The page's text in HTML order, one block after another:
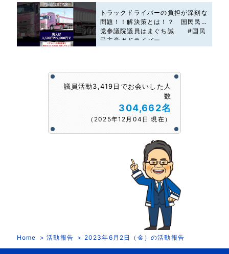
トラックドライバーの負担が深刻な
問題！！解決策とは！？ 国民民主
党参議院議員はまぐち誠 #国民
民主党 #ドライバー
議員活動3,419日でお会いした人
数
304,662名
（2025年12月04日 現在）
Home 活動報告 2023年6月2日（金）の活動報告